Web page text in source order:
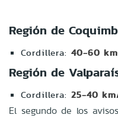
Región de
Cordillera: 40-60
Región de
Cordillera: 25-40
El segundo de los